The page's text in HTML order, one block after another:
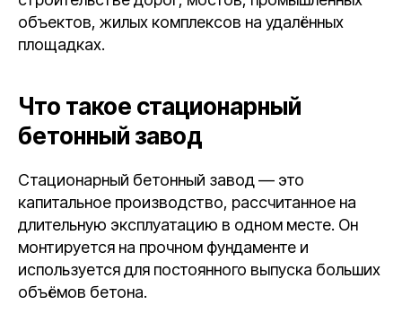
объектов, жилых комплексов на удалённых
площадках.
Что такое стационарный
бетонный завод
Стационарный бетонный завод — это
капитальное производство, рассчитанное на
длительную эксплуатацию в одном месте. Он
монтируется на прочном фундаменте и
используется для постоянного выпуска больших
объёмов бетона.